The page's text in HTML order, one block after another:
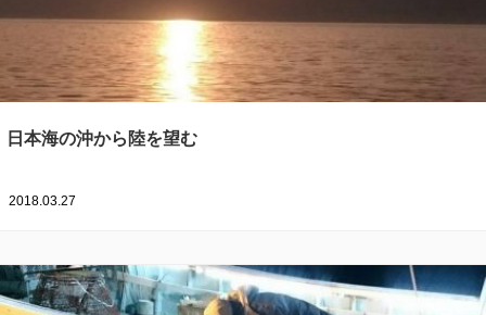
日本海の沖から陸を望む
2018.03.27